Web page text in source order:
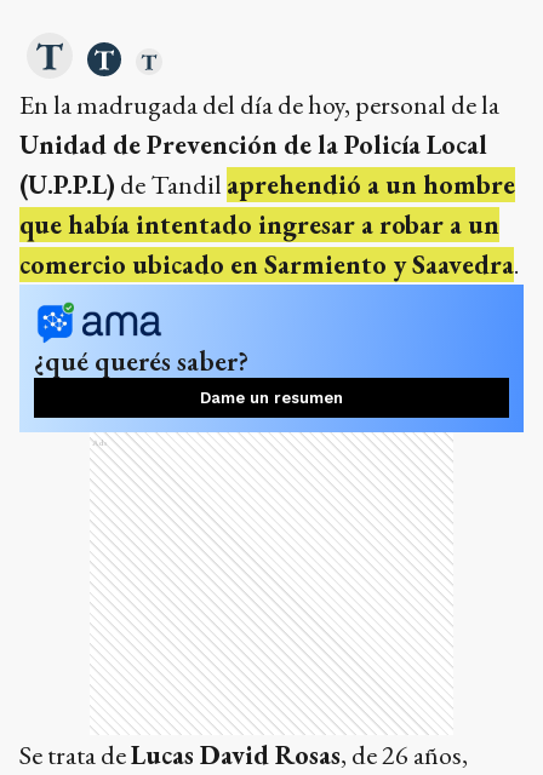
En la madrugada del día de hoy, personal de la
Unidad de Prevención de la Policía Local
(U.P.P.L) de Tandil aprehendió a un hombre
que había intentado ingresar a robar a un
comercio ubicado en Sarmiento y Saavedra.
¿qué querés saber?
Dame un resumen
Ads
Se trata deLucas David Rosas, de 26 años,